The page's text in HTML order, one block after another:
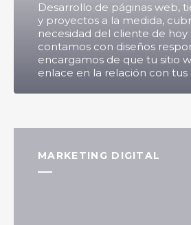
Desarrollo de páginas web,
y proyectos a la medida,
necesidad del cliente de hoy
contamos con diseños
encargamos de que tu sitio
enlace en la relación con tus
MARKETING DIGITAL